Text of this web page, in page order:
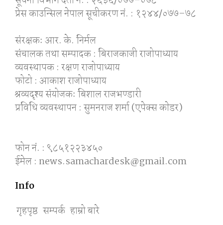
प्रेस काउन्सिल नेपाल सूचीकरण नं. : १२४४/०७७–७८
संरक्षकः आर. के. निर्मल
संचालक तथा सम्पादक : बिराजकाजी राजोपाध्याय
व्यवस्थापक : रक्षण राजोपाध्याय
फोटो : आकाश राजोपाध्याय
श्रव्यदृश्य संयोजकः बिशाल राजभण्डारी
प्रविधि व्यवस्थापन : सुमनराज शर्मा (एपेक्स काेडर)
फोन नं. : ९८५१२२३४५०
ईमेल : news.samachardesk@gmail.com
Info
गृहपृष्ठ सम्पर्क हाम्रो बारे